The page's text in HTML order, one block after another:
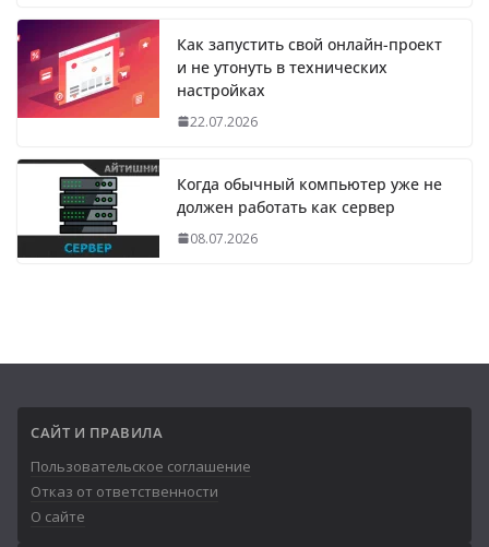
Как запустить свой онлайн-проект
и не утонуть в технических
настройках
22.07.2026
Когда обычный компьютер уже не
должен работать как сервер
08.07.2026
САЙТ И ПРАВИЛА
Пользовательское соглашение
Отказ от ответственности
О сайте